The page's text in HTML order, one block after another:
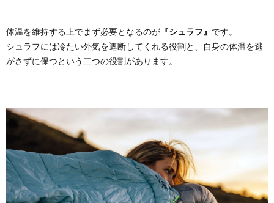
体温を維持する上でまず必要となるのが 『シュラフ』 です。
シュラフには冷たい外気を遮断してくれる役割と、自身の体温を逃
がさずに保つという二つの役割があります。